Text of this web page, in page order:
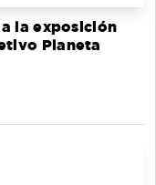
la exposición
Planeta